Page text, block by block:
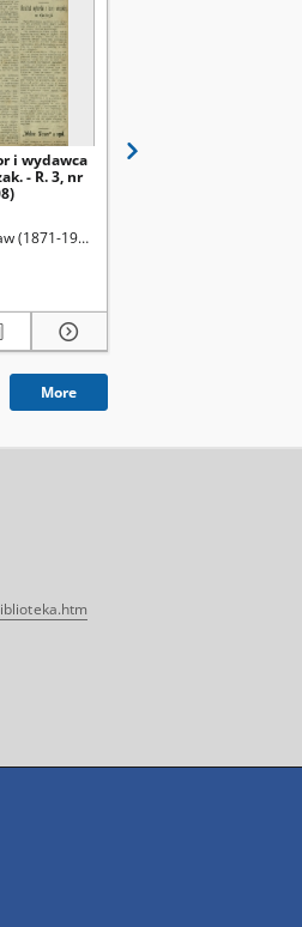
i wydawca
- R. 3, nr
(1871-1945). Red.
More